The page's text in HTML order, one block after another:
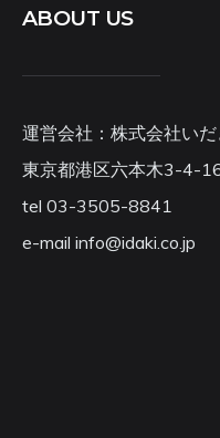
ABOUT US
運営会社：株式会社いだ
東京都港区六本木3-4-
tel 03-3505-8841
e-mail info@idaki.co.jp